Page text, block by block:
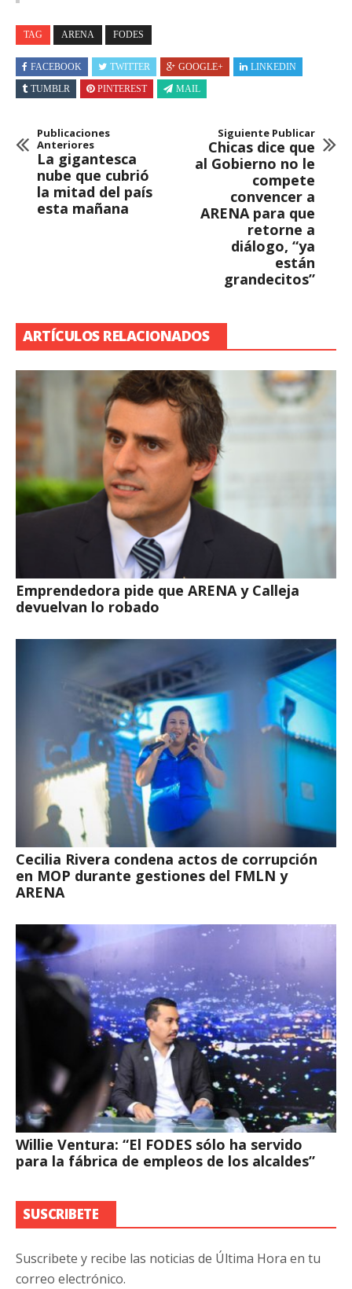
TAG ARENA FODES
FACEBOOK TWITTER GOOGLE+
LINKEDIN
TUMBLR
PINTEREST MAIL
Publicaciones
Anteriores
La gigantesca
nube que cubrió
la mitad del país
esta mañana
Siguiente Publicar
Chicas dice que
al Gobierno no le
compete
convencer a
ARENA para que
retorne a
diálogo, “ya
están
grandecitos”
ARTÍCULOS RELACIONADOS
Emprendedora pide que ARENA y Calleja
devuelvan lo robado
Cecilia Rivera condena actos de corrupción
en MOP durante gestiones del FMLN y
ARENA
Willie Ventura: “El FODES sólo ha servido
para la fábrica de empleos de los alcaldes”
SUSCRIBETE
Suscribete y recibe las noticias de Última Hora en tu
correo electrónico.